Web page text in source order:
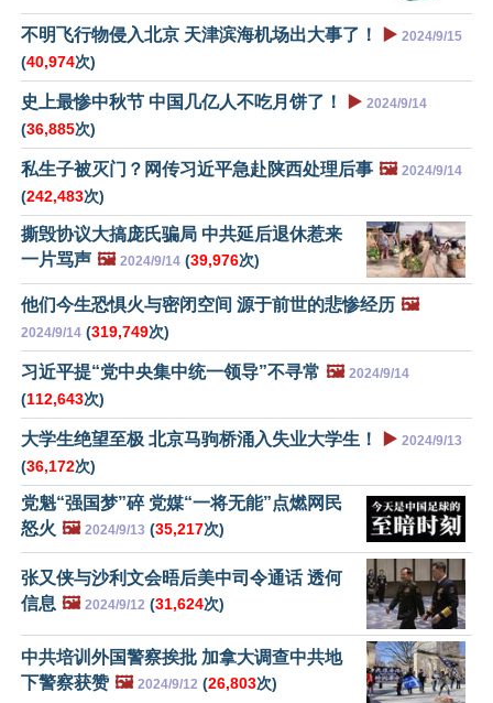
不明飞行物侵入北京 天津滨海机场出大事了！ ▶️ 2024/9/15
(40,974次)
史上最惨中秋节 中国几亿人不吃月饼了！ ▶️ 2024/9/14
(36,885次)
私生子被灭门？网传习近平急赴陕西处理后事 🖼️ 2024/9/14
(242,483次)
撕毁协议大搞庞氏骗局 中共延后退休惹来
一片骂声 🖼️ 2024/9/14 (39,976次)
他们今生恐惧火与密闭空间 源于前世的悲惨经历 🖼️
2024/9/14 (319,749次)
习近平提“党中央集中统一领导”不寻常 🖼️ 2024/9/14
(112,643次)
大学生绝望至极 北京马驹桥涌入失业大学生！ ▶️ 2024/9/13
(36,172次)
党魁“强国梦”碎 党媒“一将无能”点燃网民
怒火 🖼️ 2024/9/13 (35,217次)
张又侠与沙利文会晤后美中司令通话 透何
信息 🖼️ 2024/9/12 (31,624次)
中共培训外国警察挨批 加拿大调查中共地
下警察获赞 🖼️ 2024/9/12 (26,803次)